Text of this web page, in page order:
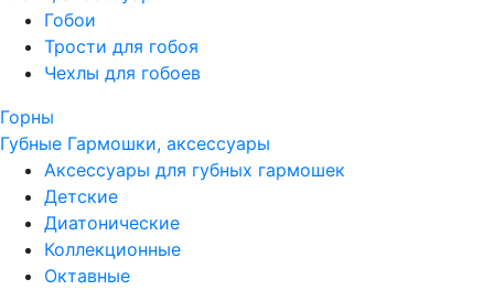
Гобои
Трости для гобоя
Чехлы для гобоев
Горны
Губные Гармошки, аксессуары
Аксессуары для губных гармошек
Детские
Диатонические
Коллекционные
Октавные